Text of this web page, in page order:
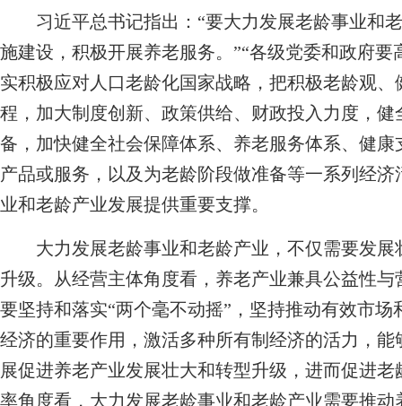
习近平总书记指出：“要大力发展老龄事业和
施建设，积极开展养老服务。”“各级党委和政府
实积极应对人口老龄化国家战略，把积极老龄观
程，加大制度创新、政策供给、财政投入力度，
备，加快健全社会保障体系、养老服务体系、健
产品或服务，以及为老龄阶段做准备等一系列经
业和老龄产业发展提供重要支撑。
大力发展老龄事业和老龄产业，不仅需要发展
升级。从经营主体角度看，养老产业兼具公益性
要坚持和落实“两个毫不动摇”，坚持推动有效市
经济的重要作用，激活多种所有制经济的活力，
展促进养老产业发展壮大和转型升级，进而促进
率角度看，大力发展老龄事业和老龄产业需要推